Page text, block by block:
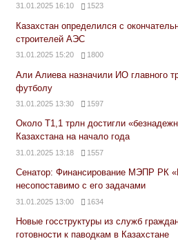
31.01.2025 16:10 1523
Казахстан определился с
строителей АЭС
31.01.2025 15:20 1800
Али Алиева назначили ИО главного
футболу
31.01.2025 13:30 1597
Около Т1,1 трлн достигли
Казахстана на начало года
31.01.2025 13:18 1557
Сенатор: Финансирование МЭПР РК
несопоставимо с его задачами
31.01.2025 13:00 1634
Новые госструктуры из служб
готовности к паводкам в Казахстане